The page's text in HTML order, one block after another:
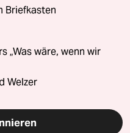
Briefkasten
„Was wäre, wenn wir
Welzer